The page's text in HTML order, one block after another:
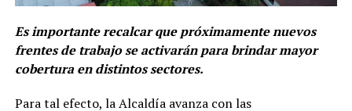
Es importante recalcar que próximamente nuevos
frentes de trabajo se activarán para brindar mayor
cobertura en distintos sectores.
Para tal efecto, la Alcaldía avanza con las